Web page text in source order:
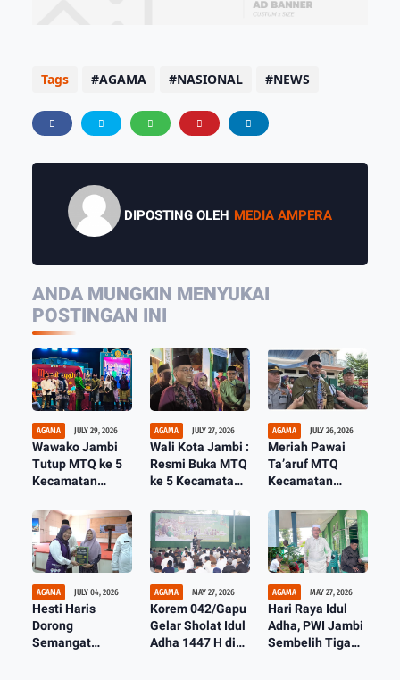
Tags AGAMA NASIONAL NEWS
DIPOSTING OLEH MEDIA AMPERA
ANDA MUNGKIN MENYUKAI
POSTINGAN INI
AGAMA JULY 29, 2026
Wawako Jambi
Tutup MTQ ke 5
Kecamatan
Kelurahan Aur
Kenali Juara
Umum Lagi
AGAMA JULY 27, 2026
Wali Kota Jambi :
Resmi Buka MTQ
ke 5 Kecamatan
Kota Jambi Siap
Jadi Tuan Rumah
MTQ Tingkat
Provinsi
AGAMA JULY 26, 2026
Meriah Pawai
Ta’aruf MTQ
Kecamatan
Kelurahan Aur
Kenali
AGAMA JULY 04, 2026
Hesti Haris
Dorong
Semangat
AGAMA MAY 27, 2026
Korem 042/Gapu
Gelar Sholat Idul
Adha 1447 H di
AGAMA MAY 27, 2026
Hari Raya Idul
Adha, PWI Jambi
Sembelih Tiga